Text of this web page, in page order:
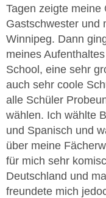
Tagen zeigte meine
Gastschwester und
Winnipeg. Dann
meines
School, eine sehr
auch sehr coole
alle Schüler
wählen. Ich wählte
und Spanisch und
über meine
für mich sehr
Deutschland und
freundete mich